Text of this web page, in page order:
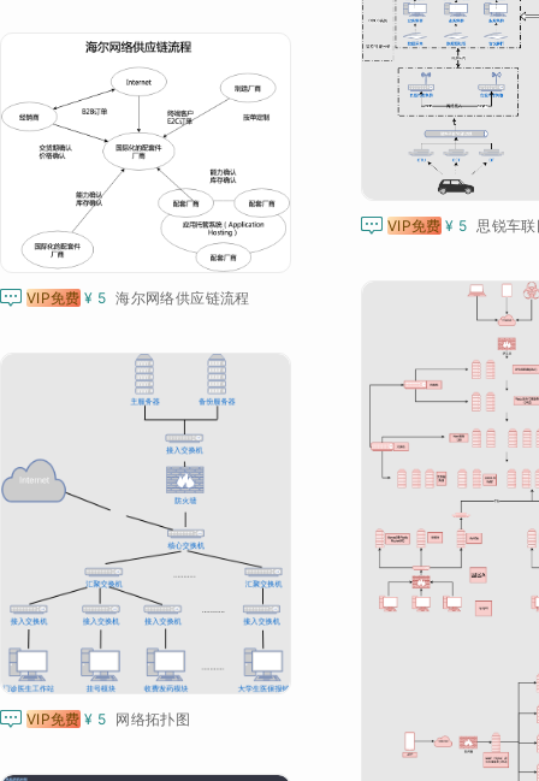
 VIP免费 ¥ 5 思锐车
 VIP免费 ¥ 5 海尔网络供应链流程
 VIP免费 ¥ 5 网络拓扑图